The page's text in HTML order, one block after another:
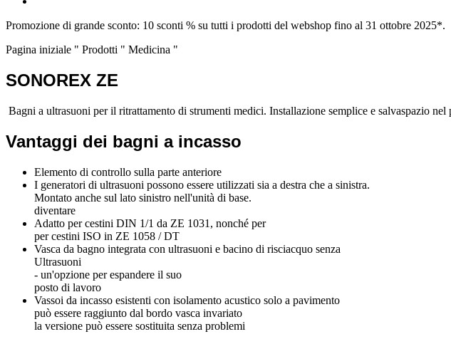
Promozione di grande sconto: 10 sconti % su tutti i prodotti del webshop fino al 31 ottobre 2025*.
Pagina iniziale " Prodotti " Medicina "
SONOREX ZE
Bagni a ultrasuoni per il ritrattamento di strumenti medici. Installazione semplice e salvaspazio nel
Vantaggi dei bagni a incasso
Elemento di controllo sulla parte anteriore
I generatori di ultrasuoni possono essere utilizzati sia a destra che a sinistra.
Montato anche sul lato sinistro nell'unità di base.
diventare
Adatto per cestini DIN 1/1 da ZE 1031, nonché per
per cestini ISO in ZE 1058 / DT
Vasca da bagno integrata con ultrasuoni e bacino di risciacquo senza
Ultrasuoni
- un'opzione per espandere il suo
posto di lavoro
Vassoi da incasso esistenti con isolamento acustico solo a pavimento
può essere raggiunto dal bordo vasca invariato
la versione può essere sostituita senza problemi